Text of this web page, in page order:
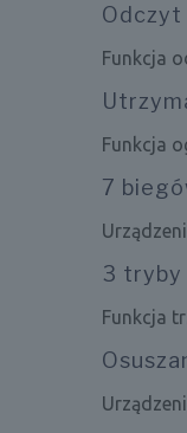
Funkcja
Funkcja
7
3 tryby
Funkcja